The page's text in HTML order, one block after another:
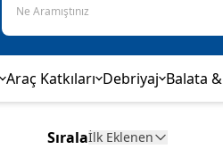
Araç Katkıları Debriyaj Balata
Sıralaİlk Eklenen